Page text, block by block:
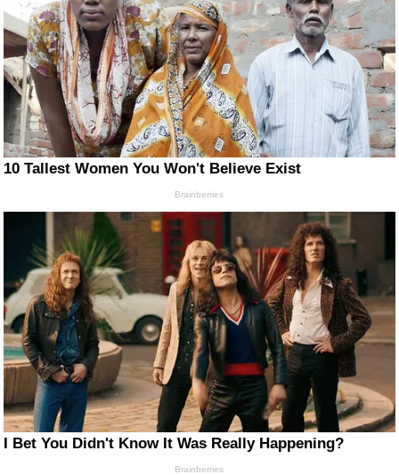
10 Tallest Women You Won't Believe Exist
Brainberries
I Bet You Didn't Know It Was Really Happening?
Brainberries